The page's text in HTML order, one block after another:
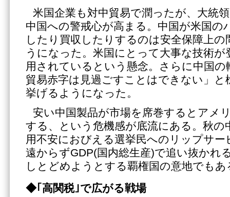
米国企業も対中貿易で潤ったが、大統
中国への警戒心が高まる。中国が米国の
したり買収したりするのは安全保障上
うになった。米国にとって大事な技術が
用されているという懸念。さらに中国の
貿易赤字は見過ごすことはできない」と
挙げるようになった。
安い中国製品が市場を席巻するとアメ
する、という危機感が底流にある。秋の
用不安におびえる選挙民へのリップサ
遠からずGDP(国内総生産)で追い抜かれ
しとどめようとする覇権国の意地でもあ
◆｢高関税｣で広がる戦場